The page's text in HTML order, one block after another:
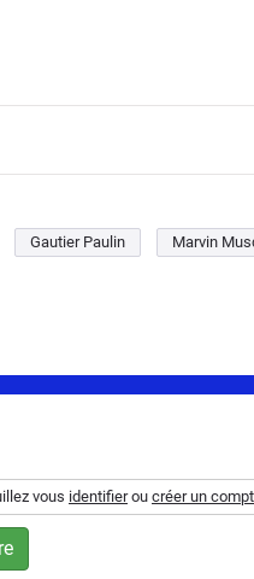
Gautier Paulin Marvin
vous identifierou créer un